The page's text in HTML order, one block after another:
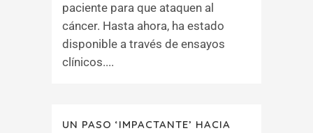
paciente para que ataquen al
cáncer. Hasta ahora, ha estado
disponible a través de ensayos
clínicos....
UN PASO ‘IMPACTANTE’ HACIA